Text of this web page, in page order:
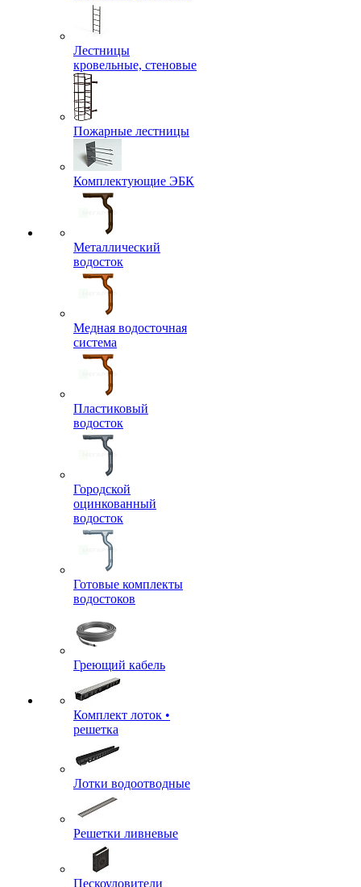
Лестницы
кровельные, стеновые
Пожарные лестницы
Комплектующие ЭБК
Металлический
водосток
Медная водосточная
система
Пластиковый
водосток
Городской
оцинкованный
водосток
Готовые комплекты
водостоков
Греющий кабель
Комплект лоток •
решетка
Лотки водоотводные
Решетки ливневые
Пескоуловители